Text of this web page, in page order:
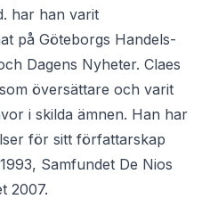
har han varit
på Göteborgs Handels-
Dagens Nyheter. Claes
översättare och varit
i skilda ämnen. Han har
för sitt författarskap
Samfundet De Nios
2007.